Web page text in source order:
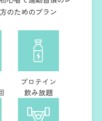
のためのプラン
プロテイン
飲み放題